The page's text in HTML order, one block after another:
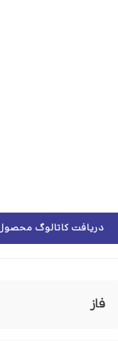
دریافت کاتالوگ
فاز